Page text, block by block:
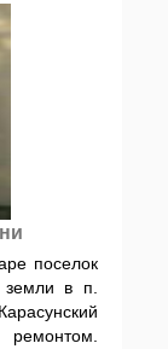
поселок
в п.